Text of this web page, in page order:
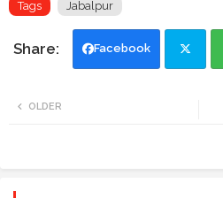
Tags Jabalpur
Facebook
OLDER